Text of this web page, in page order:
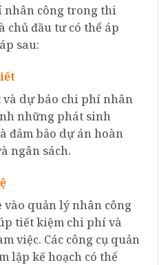
nhân công trong thi
chủ đầu tư có thể áp
sau:
và dự báo chi phí nhân
những phát sinh
đảm bảo dự án hoàn
ngân sách.
vào quản lý nhân công
tiết kiệm chi phí và
việc. Các công cụ quản
lập kế hoạch có thể